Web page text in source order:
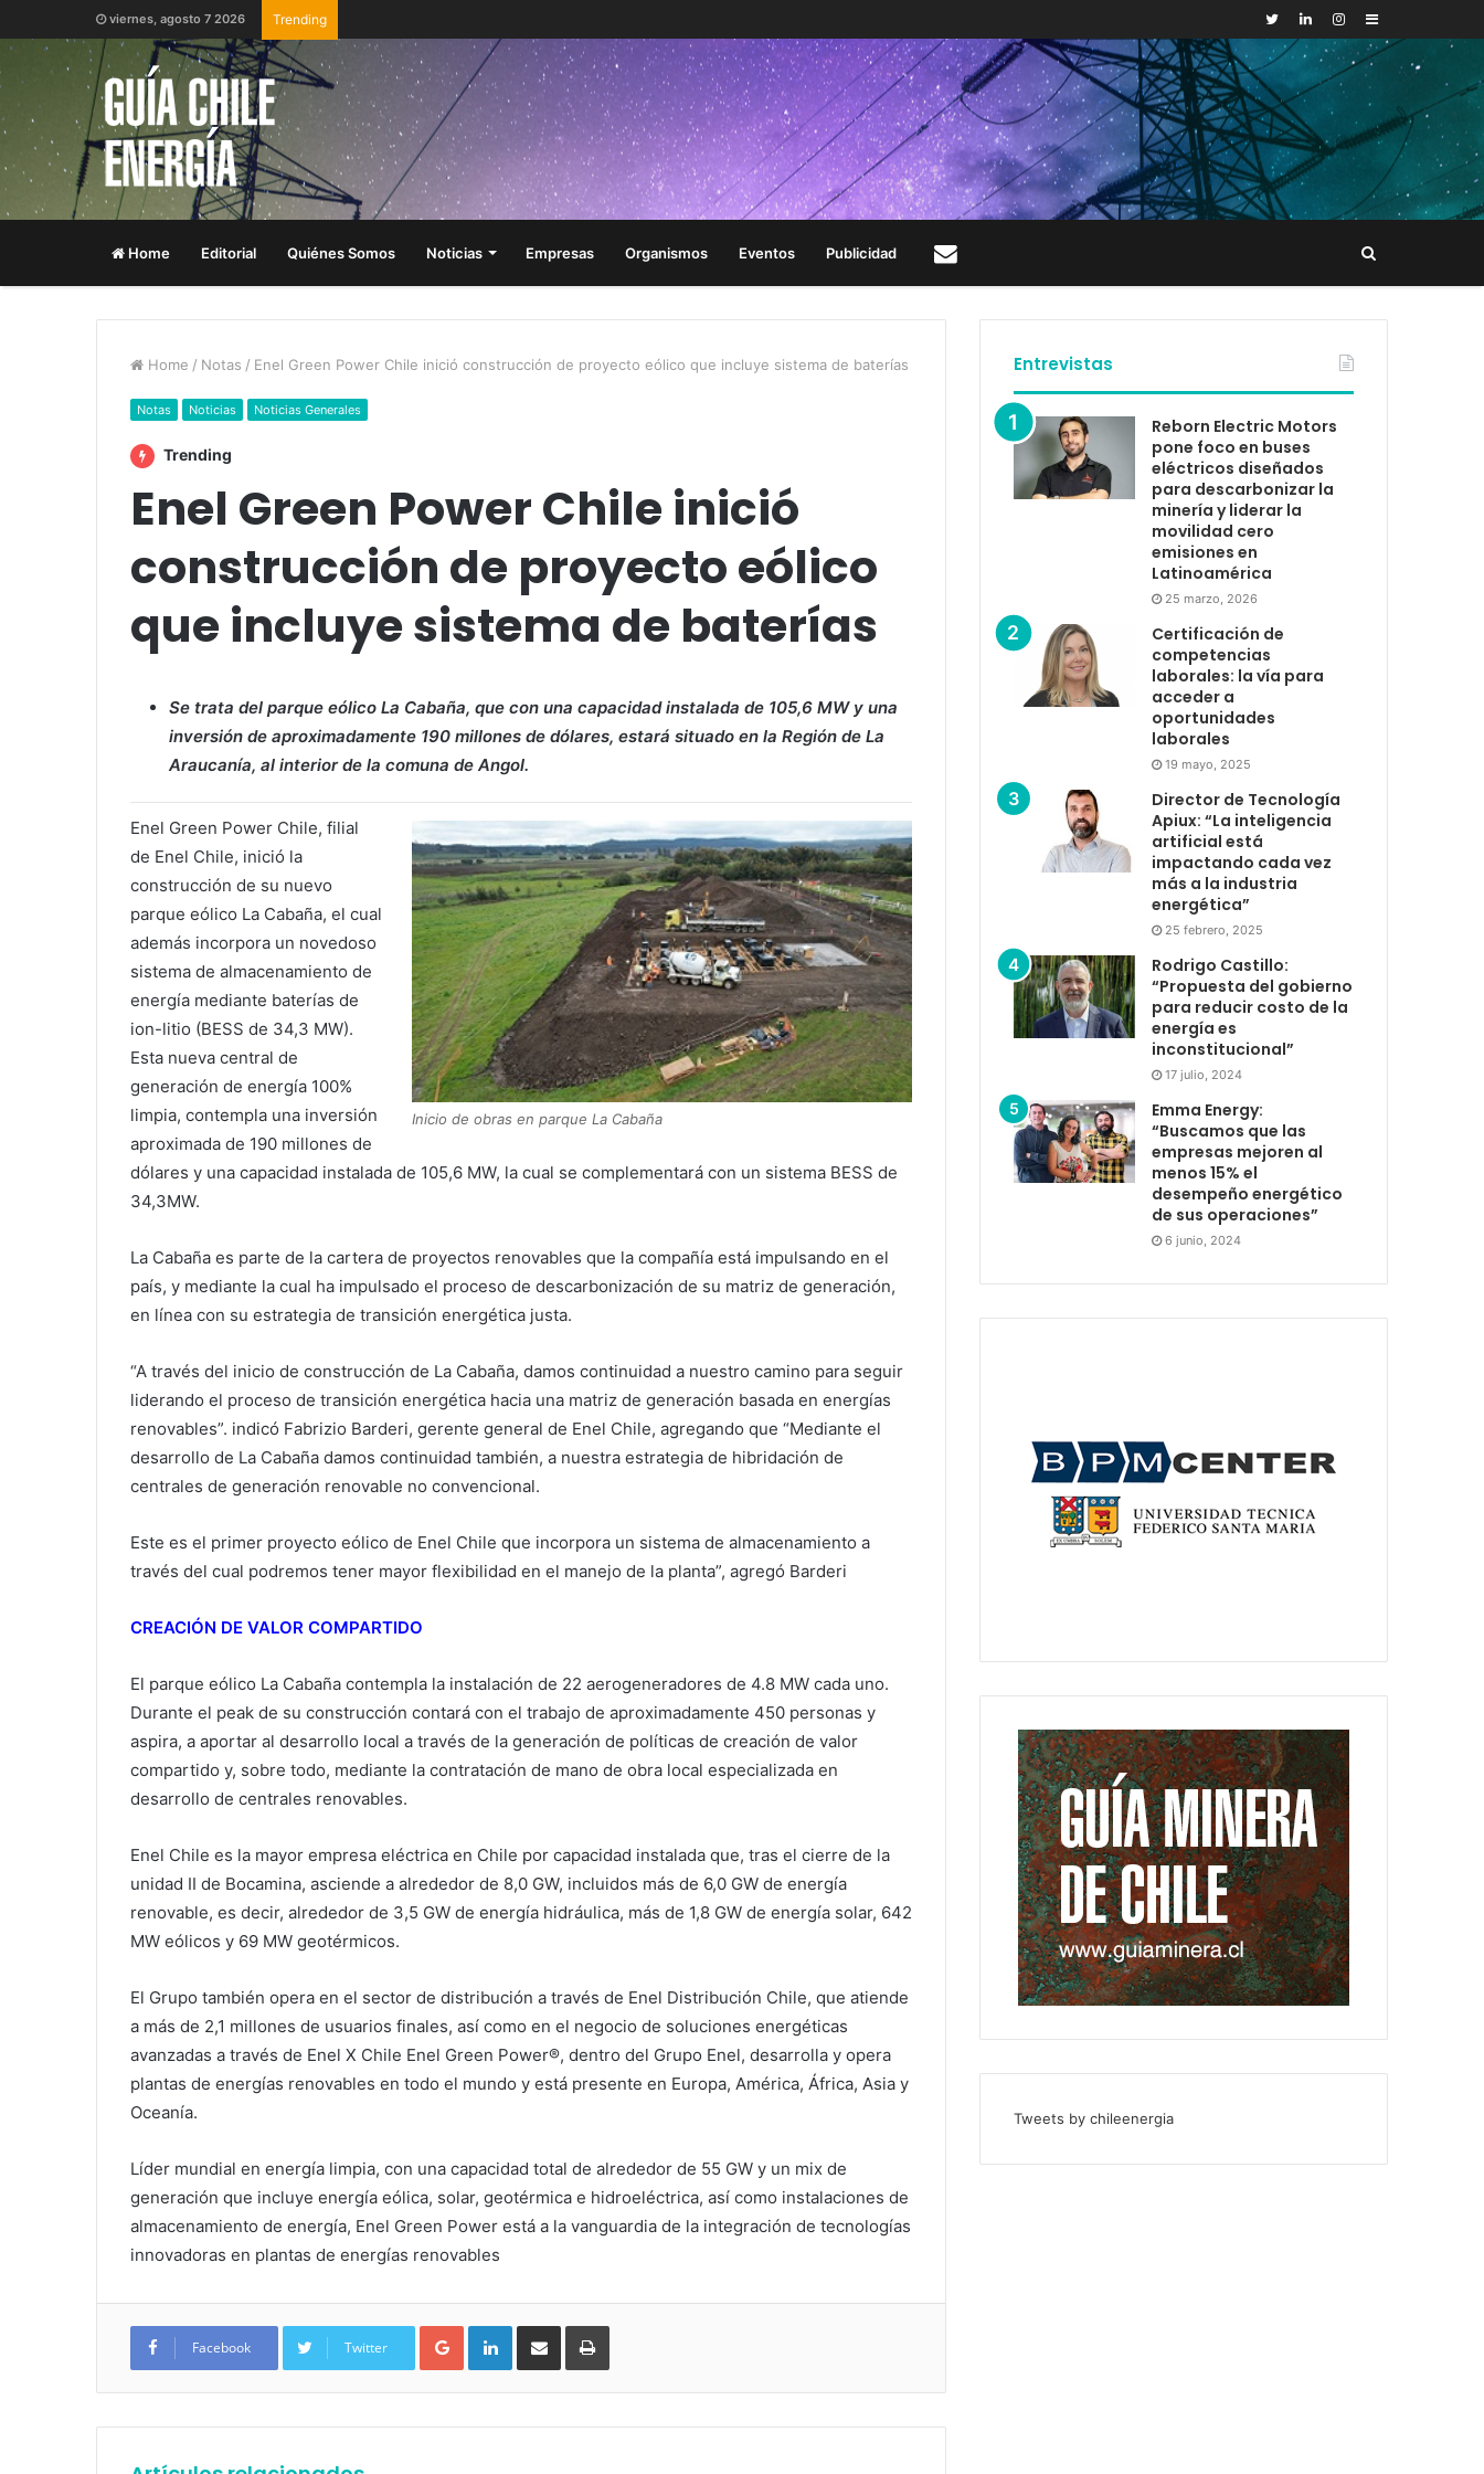
viernes, agosto 7 2026 Trending Sidebar
Home Editorial Quiénes Somos Noticias Empresas Organismos Eventos Publicidad
Home / Notas / Enel Green Power Chile inició construcción de proyecto eólico que incluye sistema de baterías
Notas Noticias Noticias Generales
Trending
Enel Green Power Chile inició
construcción de proyecto eólico
que incluye sistema de baterías
Se trata del parque eólico La Cabaña, que con una capacidad instalada de 105,6 MW y una
inversión de aproximadamente 190 millones de dólares, estará situado en la Región de La
Araucanía, al interior de la comuna de Angol.
Inicio de obras en parque La Cabaña
Enel Green Power Chile, filial
de Enel Chile, inició la
construcción de su nuevo
parque eólico La Cabaña, el cual
además incorpora un novedoso
sistema de almacenamiento de
energía mediante baterías de
ion-litio (BESS de 34,3 MW).
Esta nueva central de
generación de energía 100%
limpia, contempla una inversión
aproximada de 190 millones de
dólares y una capacidad instalada de 105,6 MW, la cual se complementará con un sistema BESS de
34,3MW.
La Cabaña es parte de la cartera de proyectos renovables que la compañía está impulsando en el
país, y mediante la cual ha impulsado el proceso de descarbonización de su matriz de generación,
en línea con su estrategia de transición energética justa.
“A través del inicio de construcción de La Cabaña, damos continuidad a nuestro camino para seguir
liderando el proceso de transición energética hacia una matriz de generación basada en energías
renovables”. indicó Fabrizio Barderi, gerente general de Enel Chile, agregando que “Mediante el
desarrollo de La Cabaña damos continuidad también, a nuestra estrategia de hibridación de
centrales de generación renovable no convencional.
Este es el primer proyecto eólico de Enel Chile que incorpora un sistema de almacenamiento a
través del cual podremos tener mayor flexibilidad en el manejo de la planta”, agregó Barderi
CREACIÓN DE VALOR COMPARTIDO
El parque eólico La Cabaña contempla la instalación de 22 aerogeneradores de 4.8 MW cada uno.
Durante el peak de su construcción contará con el trabajo de aproximadamente 450 personas y
aspira, a aportar al desarrollo local a través de la generación de políticas de creación de valor
compartido y, sobre todo, mediante la contratación de mano de obra local especializada en
desarrollo de centrales renovables.
Enel Chile es la mayor empresa eléctrica en Chile por capacidad instalada que, tras el cierre de la
unidad II de Bocamina, asciende a alrededor de 8,0 GW, incluidos más de 6,0 GW de energía
renovable, es decir, alrededor de 3,5 GW de energía hidráulica, más de 1,8 GW de energía solar, 642
MW eólicos y 69 MW geotérmicos.
El Grupo también opera en el sector de distribución a través de Enel Distribución Chile, que atiende
a más de 2,1 millones de usuarios finales, así como en el negocio de soluciones energéticas
avanzadas a través de Enel X Chile Enel Green Power®, dentro del Grupo Enel, desarrolla y opera
plantas de energías renovables en todo el mundo y está presente en Europa, América, África, Asia y
Oceanía.
Líder mundial en energía limpia, con una capacidad total de alrededor de 55 GW y un mix de
generación que incluye energía eólica, solar, geotérmica e hidroeléctrica, así como instalaciones de
almacenamiento de energía, Enel Green Power está a la vanguardia de la integración de tecnologías
innovadoras en plantas de energías renovables
Facebook Twitter
Google+ LinkedIn
Entrevistas
Reborn Electric Motors
pone foco en buses
eléctricos diseñados
para descarbonizar la
minería y liderar la
movilidad cero
emisiones en
Latinoamérica
25 marzo, 2026
Certificación de
competencias
laborales: la vía para
acceder a
oportunidades
laborales
19 mayo, 2025
Director de Tecnología
Apiux: “La inteligencia
artificial está
impactando cada vez
más a la industria
energética”
25 febrero, 2025
Rodrigo Castillo:
“Propuesta del gobierno
para reducir costo de la
energía es
inconstitucional”
17 julio, 2024
Emma Energy:
“Buscamos que las
empresas mejoren al
menos 15% el
desempeño energético
de sus operaciones”
6 junio, 2024
Tweets by chileenergia